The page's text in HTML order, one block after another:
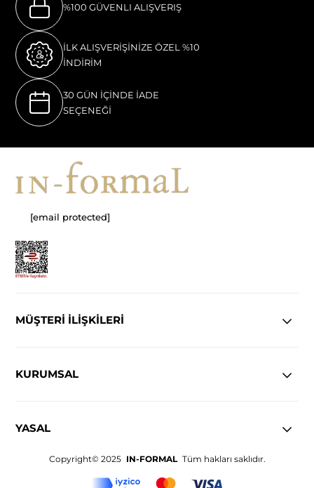
%100 GÜVENLI ALIŞVERIŞ
İLK ALIŞVERİŞİNİZE ÖZEL %10
İNDİRİM
30 GÜN İÇİNDE İADE
SEÇENEĞİ
[email protected]
MÜŞTERİ İLİŞKİLERİ
KURUMSAL
YASAL
Copyright© 2025 IN-FORMAL Tüm hakları saklıdır.